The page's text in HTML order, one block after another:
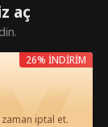
aç
iptal et.
26% İNDİRİM